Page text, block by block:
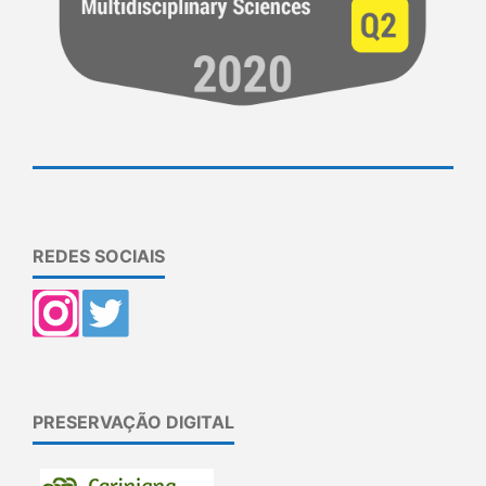
REDES SOCIAIS
PRESERVAÇÃO DIGITAL